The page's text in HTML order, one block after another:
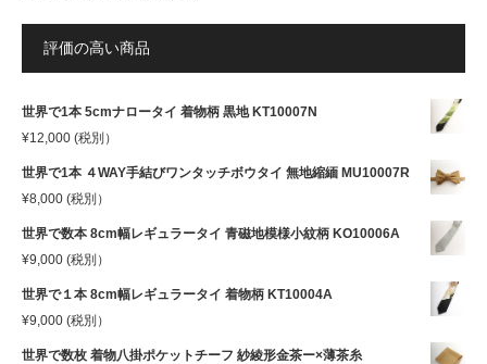
評価の高い商品
世界で1本 5cmナロータイ 着物柄 黒地 KT10007N
¥12,000 (税別）
世界で1本 ４WAY手結びワンタッチボウタイ 無地縮緬 MU10007R
¥8,000 (税別）
世界で数本 8cm幅レギュラータイ 青磁地模様小紋柄 KO10006A
¥9,000 (税別）
世界で１本 8cm幅レギュラータイ 着物柄 KT10004A
¥9,000 (税別）
世界で数枚 着物八掛ポケットチーフ 紗綾形金茶ー×薄茶糸